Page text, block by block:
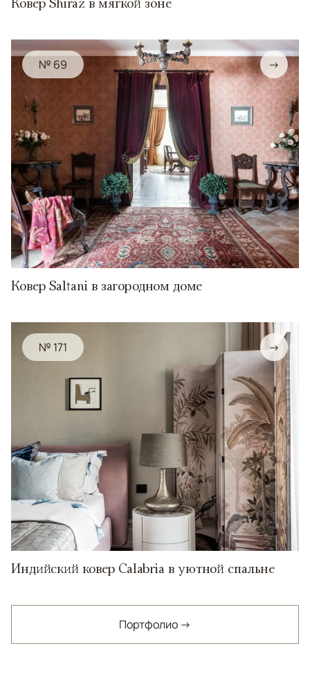
№ 69 →
Ковер Saltani в загородном доме
№ 171 →
Индийский ковер Calabria в уютной спальне
Портфолио →